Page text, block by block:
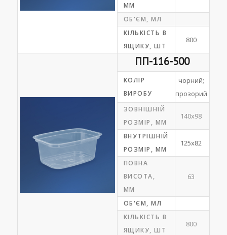
ММ
ОБ'ЄМ, МЛ
КІЛЬКІСТЬ В
ЯЩИКУ, ШТ
800
ПП-116-500
КОЛІР
ВИРОБУ
чорний;
прозорий
ЗОВНІШНІЙ
РОЗМІР, ММ
140х98
ВНУТРІШНІЙ
РОЗМІР, ММ
125х82
ПОВНА
ВИСОТА,
ММ
63
ОБ'ЄМ, МЛ
КІЛЬКІСТЬ В
ЯЩИКУ, ШТ
800